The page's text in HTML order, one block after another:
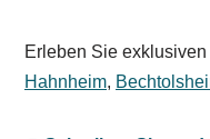
Erleben Sie
Hahnheim,